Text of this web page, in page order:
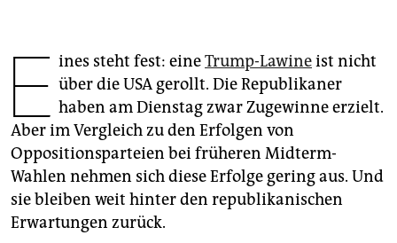
genossenschaft
epaper login
E ines steht fest: eineTrump-Lawineist nicht
über die USA gerollt. Die Republikaner
haben am Dienstag zwar Zugewinne erzielt.
Aber im Vergleich zu den Erfolgen von
Oppositionsparteien bei früheren Midterm-
Wahlen nehmen sich diese Erfolge gering aus. Und
sie bleiben weit hinter den republikanischen
Erwartungen zurück.